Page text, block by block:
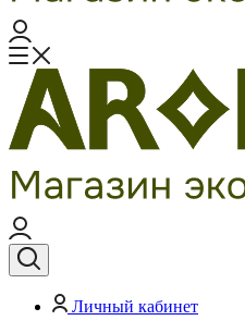
Личный кабинет